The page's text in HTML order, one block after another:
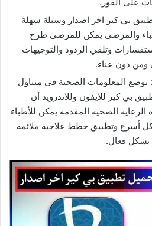
بي كير اخر اصدار وسيلة سهلة
والمرضى يمكن للمرضى طرح
وتلقي الردود والتوجيهات
ومن دون عناء.
بوضع المعلومات الصحية في متناول
بي كير للايفون وللاندرويد أن
الصحية المقدمة يمكن للأطباء
أسرع وتطبيق خطط علاجية ملائمة
بشكل فعال.